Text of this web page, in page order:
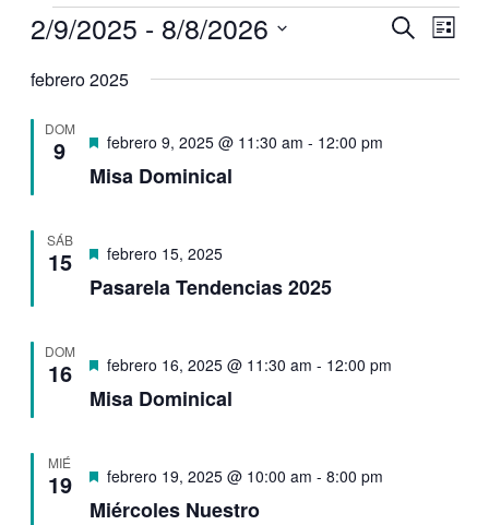
Eventos
búsqueda
BuscarLista
2/9/2025 - 8/8/2026
la
febrero 2025
DOM
9
Misa Dominical
Destacado
febrero 9, 2025 @ 11:30 am - 12:00 pm
SÁB
15
Pasarela Tendencias 2025
Destacado
febrero 15, 2025
DOM
16
Misa Dominical
Destacado
febrero 16, 2025 @ 11:30 am - 12:00 pm
MIÉ
19
Miércoles Nuestro
Destacado
febrero 19, 2025 @ 10:00 am - 8:00 pm